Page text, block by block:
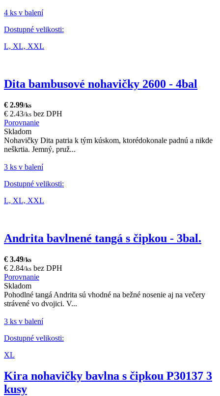
4 ks v balení
Dostupné velikosti:
L, XL, XXL
Dita bambusové nohavičky 2600 - 4bal
€ 2.99/ks
€ 2.43/ks bez DPH
Porovnanie
Skladom
Nohavičky Dita patria k tým kúskom, ktorédokonale padnú a nikde
neškrtia. Jemný, pruž...
3 ks v balení
Dostupné velikosti:
L, XL, XXL
Andrita bavlnené tangá s čipkou - 3bal.
€ 3.49/ks
€ 2.84/ks bez DPH
Porovnanie
Skladom
Pohodlné tangá Andrita sú vhodné na bežné nosenie aj na večery
strávené vo dvojici. V...
3 ks v balení
Dostupné velikosti:
XL
Kira nohavičky bavlna s čipkou P30137 3
kusy